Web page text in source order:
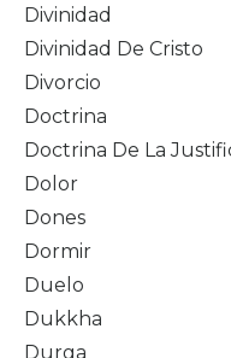
Divinidad
Divinidad De Cristo
Divorcio
Doctrina
Doctrina De La
Dolor
Dones
Dormir
Duelo
Dukkha
Durga